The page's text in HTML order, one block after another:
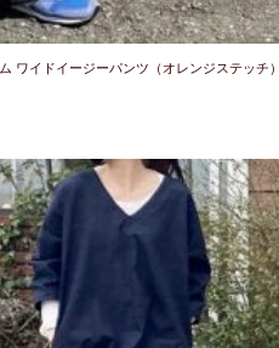
ワイドイージーパンツ（オレンジステッチ）